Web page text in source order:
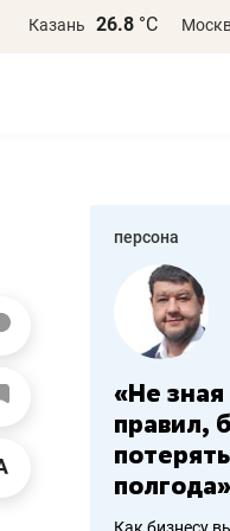
Казань 26.8 °С
персона
работа «Не
правил,
полгода»